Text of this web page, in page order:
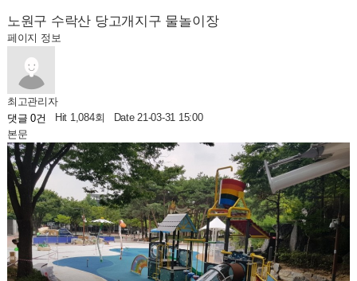
노원구 수락산 당고개지구 물놀이장
페이지 정보
최고관리자
댓글 0건
Hit 1,084회
Date 21-03-31 15:00
본문